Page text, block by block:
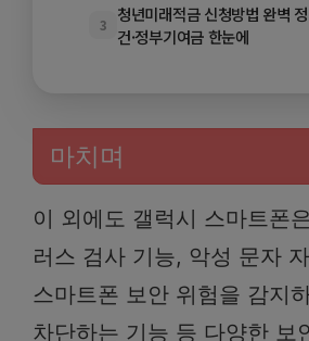
3
청년미래적금 신청방법 완벽
건·정부기여금 한눈에
마치며
이 외에도 갤럭시 스마트폰
러스 검사 기능, 악성 문자
스마트폰 보안 위험을 감지
차단하는 기능 등 다양한 보